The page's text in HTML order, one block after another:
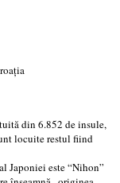
din 6.852 de insule,
locuite restul fiind
Japoniei este “Nihon”